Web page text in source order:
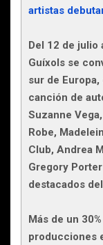
artistas
Del 12 de julio
Guíxols se
sur de
canción de
Suzanne
Robe,
Club, Andrea
Gregory
destacados
Más de un
producciones